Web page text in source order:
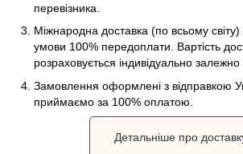
перевізника.
Міжнародна доставка (по всьому
умови 100% передоплати. Вартість
розраховується індивідуально залежно
Замовлення оформлені з відправкою
приймаємо за 100% оплатою.
Детальніше про